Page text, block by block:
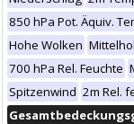
850 hPa Pot. Äquiv.
Hohe Wolken
700 hPa Rel. Feuchte
Spitzenwind 2m Rel.